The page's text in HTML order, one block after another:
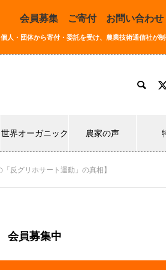
会員募集 ご寄付 お問い合わせ
人・団体から寄付・委託を受け、農業技術通信社が
世界オーガニック 農家の声
反グリホサート運動」の真相】
会員募集中